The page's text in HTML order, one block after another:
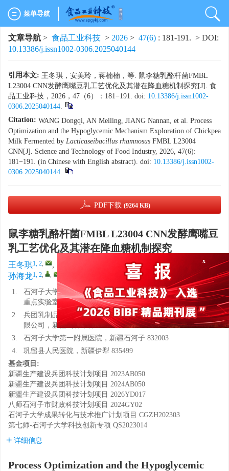
菜单导航
文章导航 > 食品工业科技 > 2026 > 47(6) : 181-191. > DOI:
10.13386/j.issn1002-0306.2025040144
引用本文: 王冬琪，安美玲，蒋楠楠，等. 鼠李糖乳酪杆菌FMBL
L23004 CNN发酵鹰嘴豆乳工艺优化及其潜在降血糖机制探究[J]. 食
品工业科技，2026，47（6）：181−191. doi: 10.13386/j.issn1002-
0306.2025040144.
Citation: WANG Dongqi, AN Meiling, JIANG Nannan, et al. Process
Optimization and the Hypoglycemic Mechanism Exploration of Chickpea
Milk Fermented by Lacticaseibacillus rhamnosus FMBL L23004
CNN[J]. Science and Technology of Food Industry, 2026, 47(6):
181−191. (in Chinese with English abstract). doi: 10.13386/j.issn1002-
0306.2025040144.
PDF下载 (9264 KB)
鼠李糖乳酪杆菌FMBL L23004 CNN发酵鹰嘴豆
乳工艺优化及其潜在降血糖机制探究
王冬琪1, 2, , 罗晓红 , 胡军胜
孙海龙1, 2, ,
1.
石河子大学食品学院，新疆特色益生菌与乳品技术八师
重点实验室，新疆石河子 832003
2.
兵团乳制品产业创新研究院，新疆天润生物科技股份有
限公司，新疆乌鲁木齐 830000
3.
石河子大学第一附属医院，新疆石河子 832003
4.
巩留县人民医院，新疆伊犁 835499
基金项目:
新疆生产建设兵团科技计划项目 2023AB050
新疆生产建设兵团科技计划项目 2024AB050
新疆生产建设兵团科技计划项目 2026YD017
八师石河子市财政科技计划项目 2024GY02
石河子大学成果转化与技术推广计划项目 CGZH202303
第七师-石河子大学科技创新专项 QS2023014
详细信息
Process Optimization and the Hypoglycemic